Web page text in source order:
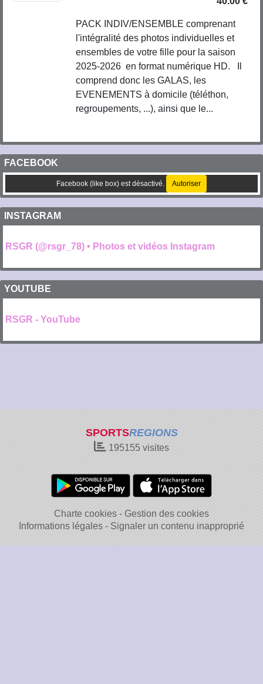
PACK INDIV/ENSEMBLE comprenant
l'intégralité des photos individuelles et
ensembles de votre fille pour la saison
2025-2026 en format numérique HD. Il
comprend donc les GALAS, les
EVENEMENTS à domicile (téléthon,
regroupements, ...), ainsi que le...
FACEBOOK
Facebook (like box) est désactivé. Autoriser
INSTAGRAM
RSGR (@rsgr_78) • Photos et vidéos Instagram
YOUTUBE
RSGR - YouTube
SPORTSREGIONS
195155 visites
Charte cookies
Gestion des cookies
Informations légales
Signaler un contenu inapproprié